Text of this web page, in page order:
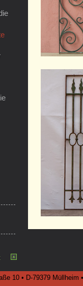
10 • D-79379